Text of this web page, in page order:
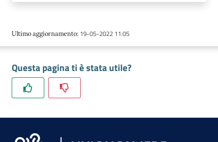
Ultimo aggiornamento: 19-05-2022 11:05
Questa pagina ti è stata utile?